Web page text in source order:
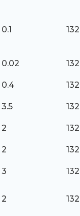
0.1
0.02
0.4
3.5
2
2
3
2